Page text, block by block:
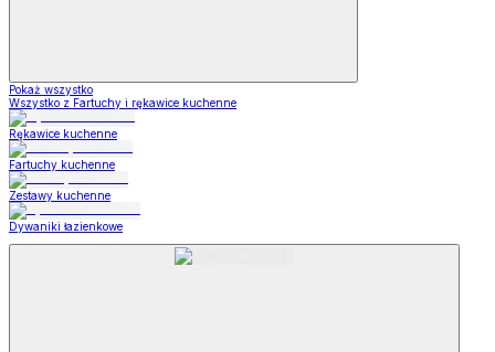
Pokaż wszystko
Wszystko z Fartuchy i rękawice kuchenne
Rękawice kuchenne
Fartuchy kuchenne
Zestawy kuchenne
Dywaniki łazienkowe